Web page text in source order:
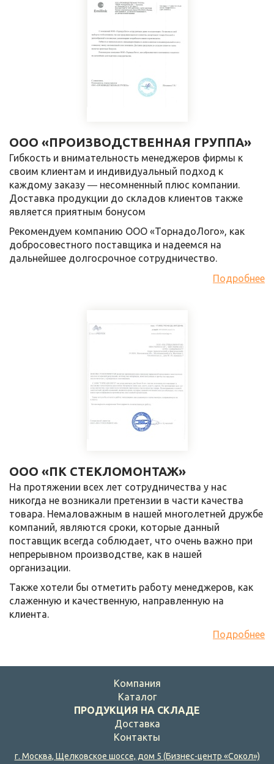
ООО «ПРОИЗВОДСТВЕННАЯ ГРУППА»
Гибкость и внимательность менеджеров фирмы к
своим клиентам и индивидуальный подход к
каждому заказу ― несомненный плюс компании.
Доставка продукции до складов клиентов также
является приятным бонусом
Рекомендуем компанию ООО «ТорнадоЛого», как
добросовестного поставщика и надеемся на
дальнейшее долгосрочное сотрудничество.
Подробнее
ООО «ПК СТЕКЛОМОНТАЖ»
На протяжении всех лет сотрудничества у нас
никогда не возникали претензии в части качества
товара. Немаловажным в нашей многолетней дружбе
компаний, являются сроки, которые данный
поставщик всегда соблюдает, что очень важно при
непрерывном производстве, как в нашей
организации.
Также хотели бы отметить работу менеджеров, как
слаженную и качественную, направленную на
клиента.
Подробнее
Компания
Каталог
ПРОДУКЦИЯ НА СКЛАДЕ
Доставка
Контакты
г. Москва, Щелковское шоссе, дом 5 (Бизнес-центр «Сокол»)